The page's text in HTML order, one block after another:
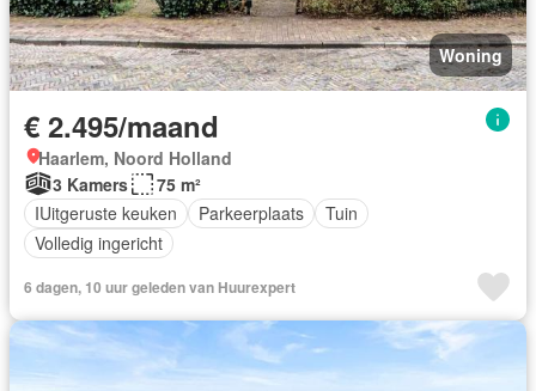
Woning
€ 2.495/maand
Haarlem, Noord Holland
3 Kamers
75 m²
IUitgeruste keuken
Parkeerplaats
Tuin
Volledig ingericht
6 dagen, 10 uur geleden van Huurexpert